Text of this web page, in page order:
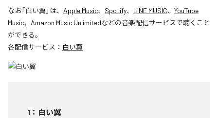
なお「白い翼 」は、 Apple Music、 Spotify、 LINE MUSIC、 YouTube
Music、 Amazon Music Unlimitedなどの音楽配信サービスで聴くこと
ができる。
各配信サービス： 白い翼
1 ： 白い翼